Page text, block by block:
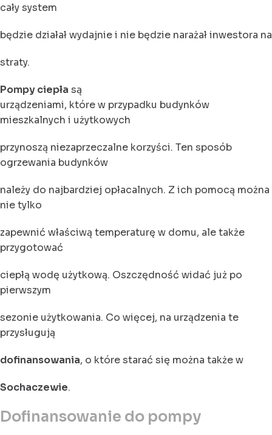
cały system
będzie działał wydajnie i nie będzie narażał inwestora na
straty.
Pompy ciepła są
urządzeniami, które w przypadku budynków
mieszkalnych i użytkowych
przynoszą niezaprzeczalne korzyści. Ten sposób
ogrzewania budynków
należy do najbardziej opłacalnych. Z ich pomocą można
nie tylko
zapewnić właściwą temperaturę w domu, ale także
przygotować
ciepłą wodę użytkową. Oszczędność widać już po
pierwszym
sezonie użytkowania. Co więcej, na urządzenia te
przysługują
dofinansowania, o które starać się można także w
Sochaczewie.
Dofinansowanie do pompy